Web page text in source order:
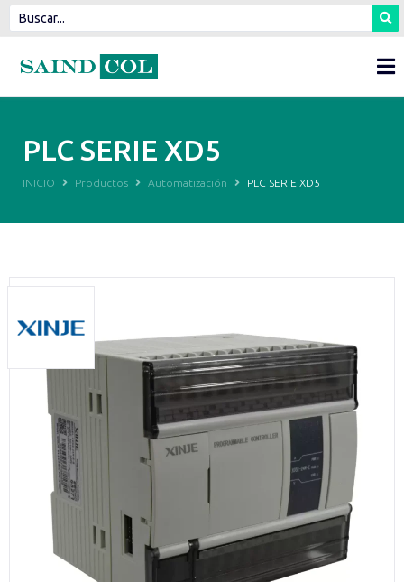
PLC SERIE XD5
INICIO Productos Automatización PLC SERIE XD5